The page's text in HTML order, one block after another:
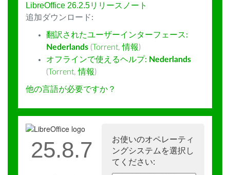
LibreOffice 26.2.5リリースノート
追加ダウンロード:
翻訳されたユーザーインターフェース:
Nederlands (Torrent,情報)
オフラインで使えるヘルプ: Nederlands
(Torrent,情報)
他の言語が必要ですか？
お使いのオペレーティ
ングシステムを選択し
てください:
25.8.7